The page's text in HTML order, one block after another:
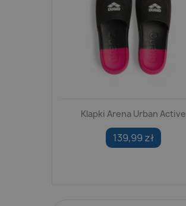
Klapki Arena Urban Active
139,99 zł